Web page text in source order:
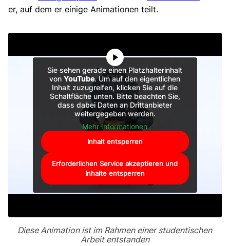
er, auf dem er einige Animationen teilt.
Sie sehen gerade einen Platzhalterinhalt
vonYouTube. Um auf den eigentlichen
Inhalt zuzugreifen, klicken Sie auf die
Schaltfläche unten. Bitte beachten Sie,
dass dabei Daten an Drittanbieter
weitergegeben werden.
Mehr Informationen
Inhalt entsperren
Erforderlichen Service akzeptieren und
Inhalte entsperren
Diese Animation ist im Rahmen einer studentischen
Arbeit entstanden